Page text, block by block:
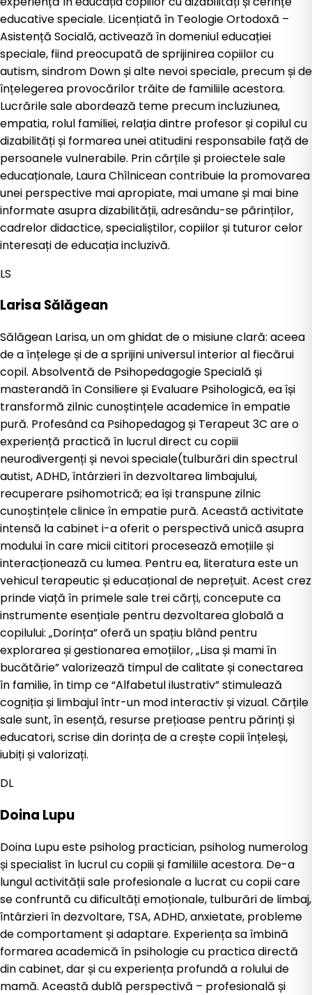
educative speciale. Licențiată în Teologie Ortodoxă –
Asistență Socială, activează în domeniul educației
speciale, fiind preocupată de sprijinirea copiilor cu
autism, sindrom Down și alte nevoi speciale, precum și de
înțelegerea provocărilor trăite de familiile acestora.
Lucrările sale abordează teme precum incluziunea,
empatia, rolul familiei, relația dintre profesor și copilul cu
dizabilități și formarea unei atitudini responsabile față de
persoanele vulnerabile. Prin cărțile și proiectele sale
educaționale, Laura Chîlnicean contribuie la promovarea
unei perspective mai apropiate, mai umane și mai bine
informate asupra dizabilității, adresându-se părinților,
cadrelor didactice, specialiștilor, copiilor și tuturor celor
interesați de educația incluzivă.
LS
Larisa Sălăgean
Sălăgean Larisa, un om ghidat de o misiune clară: aceea
de a înțelege și de a sprijini universul interior al fiecărui
copil. Absolventă de Psihopedagogie Specială și
masterandă în Consiliere și Evaluare Psihologică, ea își
transformă zilnic cunoștințele academice în empatie
pură. Profesând ca Psihopedagog și Terapeut 3C are o
experiență practică în lucrul direct cu copiii
neurodivergenți și nevoi speciale(tulburări din spectrul
autist, ADHD, întârzieri în dezvoltarea limbajului,
recuperare psihomotrică; ea își transpune zilnic
cunoștințele clinice în empatie pură. Această activitate
intensă la cabinet i-a oferit o perspectivă unică asupra
modului în care micii cititori procesează emoțiile și
interacționează cu lumea. Pentru ea, literatura este un
vehicul terapeutic și educațional de neprețuit. Acest crez
prinde viață în primele sale trei cărți, concepute ca
instrumente esențiale pentru dezvoltarea globală a
copilului: „Dorința” oferă un spațiu blând pentru
explorarea și gestionarea emoțiilor, „Lisa și mami în
bucătărie” valorizează timpul de calitate și conectarea
în familie, în timp ce “Alfabetul ilustrativ” stimulează
cogniția și limbajul într-un mod interactiv și vizual. Cărțile
sale sunt, în esență, resurse prețioase pentru părinți și
educatori, scrise din dorința de a crește copii înțeleși,
iubiți și valorizați.
DL
Doina Lupu
Doina Lupu este psiholog practician, psiholog numerolog
și specialist în lucrul cu copiii și familiile acestora. De-a
lungul activității sale profesionale a lucrat cu copii care
se confruntă cu dificultăți emoționale, tulburări de limbaj,
întârzieri în dezvoltare, TSA, ADHD, anxietate, probleme
de comportament și adaptare. Experiența sa îmbină
formarea academică în psihologie cu practica directă
din cabinet, dar și cu experiența profundă a rolului de
mamă. Această dublă perspectivă – profesională și